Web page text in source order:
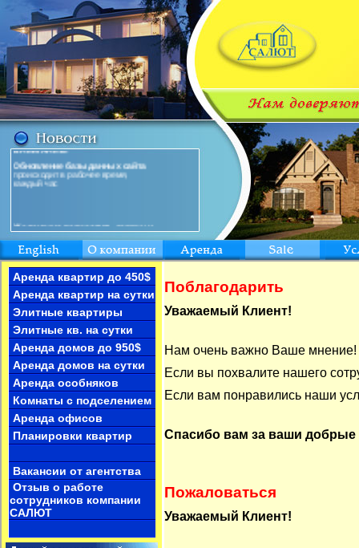
ВНИМАНИЕ!
Обновление базы данных сайта
происходит в рабочее время,
каждый час
Желающие разместить заявку и
фотографии в базе данных
отправляйте фотографии, контактные
телефоны и Ваш адрес на нашE-mail
Иностранная компания снимет
в арендуОСОБНЯКна длительный срок
предоплата за 6 месяцев
Семья европейцев снимет
квартиру на длительный срок до 300$
Аренда квартир до 450$
Аренда квартир на сутки
Элитные квартиры
Элитные кв. на сутки
Аренда домов до 950$
Аренда домов на сутки
Аренда особняков
Комнаты с подселением
Аренда офисов
Планировки квартир
Вакансии от агентства
Отзыв о работе
сотрудников компании
САЛЮТ
Поблагодарить
Уважаемый Клиент!
Нам очень важно Ваше мнение!
Если вы похвалите нашего
Если вам понравились наши
Спасибо вам за ваши добрые
Пожаловаться
Уважаемый Клиент!